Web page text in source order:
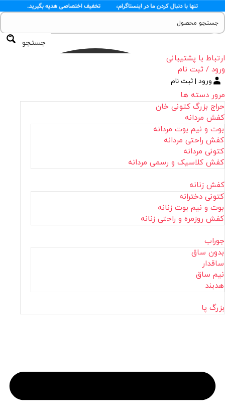
جستجو
ارتباط با پشتیبانی
ورود / ثبت نام
ورود | ثبت نام
مرور دسته ها
حراج بزرگ کتونی خان
کفش مردانه
بوت و نیم بوت مردانه
کفش راحتی مردانه
کتونی مردانه
کفش کلاسیک و رسمی مردانه
کفش زنانه
کتونی دخترانه
بوت و نیم بوت زنانه
کفش روزمره و راحتی زنانه
جوراب
بدون ساق
ساقدار
نیم ساق
هدبند
بزرگ پا